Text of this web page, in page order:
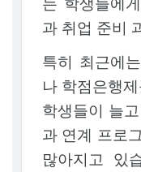
과 취업 준비
특히 최근에
나 학점은행
학생들이 늘
과 연계 프로
많아지고 있